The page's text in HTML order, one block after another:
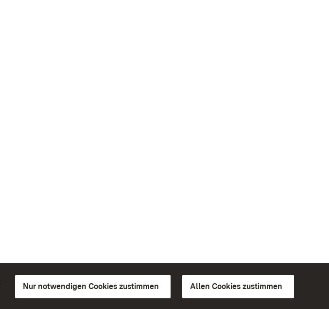
Nur notwendigen Cookies zustimmen Allen Cookies zustimmen